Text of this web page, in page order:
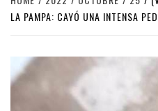
LA PAMPA: CAYÓ UNA INTENSA